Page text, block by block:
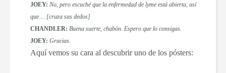
JOEY: No, pero escuché que la enfermedad de lyme está abierta, así
que ... [cruza sus dedos]
CHANDLER: Buena suerte, chabón. Espero que lo consigas.
JOEY: Gracias.
Aquí vemos su cara al descubrir uno de los pósters: